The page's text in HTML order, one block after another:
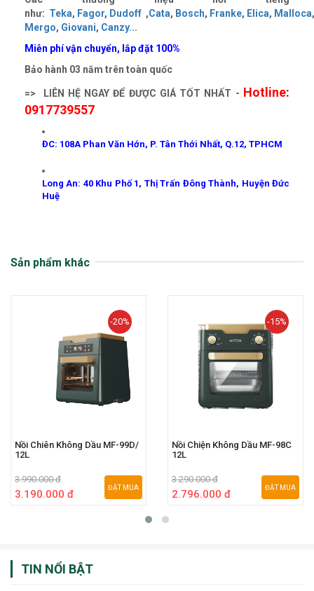
như: Teka, Fagor, Dudoff ,Cata, Bosch, Franke, Elica, Malloca,
Mergo, Giovani, Canzy...
Miễn phí vận chuyển, lắp đặt 100%
Bảo hành 03 năm trên toàn quốc
=> LIÊN HỆ NGAY ĐỂ ĐƯỢC GIÁ TỐT NHẤT - Hotline:
0917739557
ĐC: 108A Phan Văn Hớn, P. Tân Thới Nhất, Q.12, TPHCM
Long An: 40 Khu Phố 1, Thị Trấn Đông Thành, Huyện Đức
Huệ
Sản phẩm khác
-20%
Nồi Chiên Không Dầu MF-99D/
12L
3.990.000 đ
3.190.000 đ
ĐẶT MUA
-15%
Nồi Chiện Không Dầu MF-98C
12L
3.290.000 đ
2.796.000 đ
ĐẶT MUA
TIN NỔI BẬT